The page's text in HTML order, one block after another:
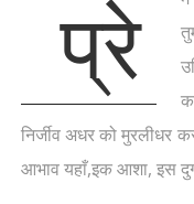
प्रे
निर्जीव अधर को मुरलीधर
आभाव यहाँ,इक आशा, इस